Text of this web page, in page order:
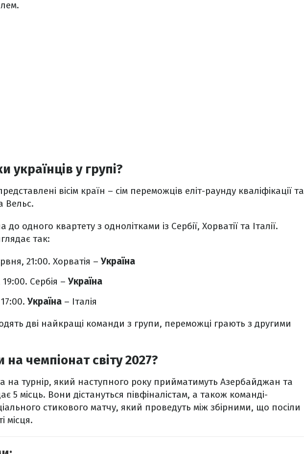
українців у групі?
вісім країн – сім переможців еліт-раунду кваліфікації та
Вельс.
одного квартету з однолітками із Сербії, Хорватії та Італії.
так:
21:00. Хорватія – Україна
Сербія – Україна
Україна – Італія
дві найкращі команди з групи, переможці грають з другими
чемпіонат світу 2027?
на турнір, який наступного року прийматимуть Азербайджан та
5 місць. Вони дістануться півфіналістам, а також команді-
стикового матчу, який проведуть між збірними, що посіли
місця.